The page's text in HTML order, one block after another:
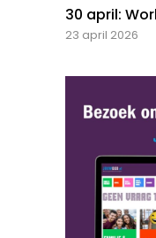
30 april:
23 april 2026